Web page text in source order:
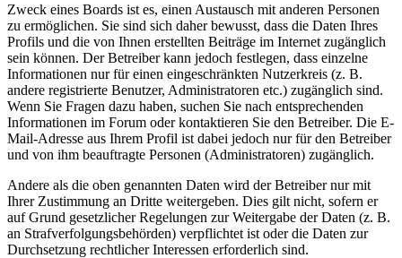
Zweck eines Boards ist es, einen Austausch mit anderen Personen
zu ermöglichen. Sie sind sich daher bewusst, dass die Daten Ihres
Profils und die von Ihnen erstellten Beiträge im Internet zugänglich
sein können. Der Betreiber kann jedoch festlegen, dass einzelne
Informationen nur für einen eingeschränkten Nutzerkreis (z. B.
andere registrierte Benutzer, Administratoren etc.) zugänglich sind.
Wenn Sie Fragen dazu haben, suchen Sie nach entsprechenden
Informationen im Forum oder kontaktieren Sie den Betreiber. Die E-
Mail-Adresse aus Ihrem Profil ist dabei jedoch nur für den Betreiber
und von ihm beauftragte Personen (Administratoren) zugänglich.
Andere als die oben genannten Daten wird der Betreiber nur mit
Ihrer Zustimmung an Dritte weitergeben. Dies gilt nicht, sofern er
auf Grund gesetzlicher Regelungen zur Weitergabe der Daten (z. B.
an Strafverfolgungsbehörden) verpflichtet ist oder die Daten zur
Durchsetzung rechtlicher Interessen erforderlich sind.